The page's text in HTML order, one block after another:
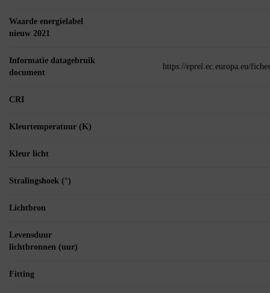
Waarde energielabel
nieuw 2021
Informatie datagebruik
document
https://eprel.ec.europa.eu/
CRI
Kleurtemperatuur (K)
Kleur licht
Stralingshoek (°)
Lichtbron
Levensduur
lichtbronnen (uur)
Fitting